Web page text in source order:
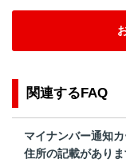
関連するFAQ
マイナンバー通知
住所の記載があり